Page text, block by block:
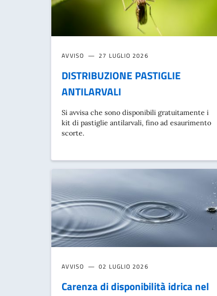
AVVISO 27 LUGLIO 2026
DISTRIBUZIONE PASTIGLIE
ANTILARVALI
Si avvisa che sono disponibili gratuitamente i
kit di pastiglie antilarvali, fino ad esaurimento
scorte.
AVVISO 02 LUGLIO 2026
Carenza di disponibilità idrica nel